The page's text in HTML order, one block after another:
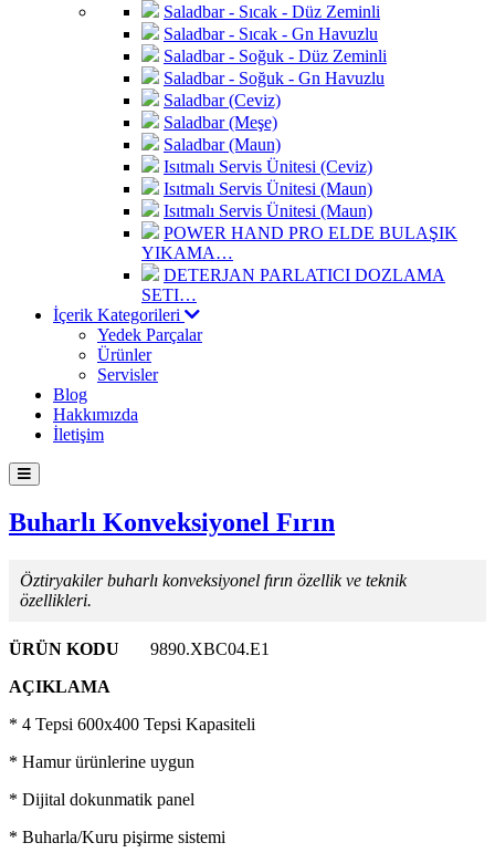
Saladbar - Sıcak - Düz Zeminli
Saladbar - Sıcak - Gn Havuzlu
Saladbar - Soğuk - Düz Zeminli
Saladbar - Soğuk - Gn Havuzlu
Saladbar (Ceviz)
Saladbar (Meşe)
Saladbar (Maun)
Isıtmalı Servis Ünitesi (Ceviz)
Isıtmalı Servis Ünitesi (Maun)
Isıtmalı Servis Ünitesi (Maun)
POWER HAND PRO ELDE BULAŞIK
YIKAMA…
DETERJAN PARLATICI DOZLAMA
SETI…
İçerik Kategorileri
Yedek Parçalar
Ürünler
Servisler
Blog
Hakkımızda
İletişim
Buharlı Konveksiyonel Fırın
Öztiryakiler buharlı konveksiyonel fırın özellik ve teknik
özellikleri.
ÜRÜN KODU
9890.XBC04.E1
AÇIKLAMA
* 4 Tepsi 600x400 Tepsi Kapasiteli
* Hamur ürünlerine uygun
* Dijital dokunmatik panel
* Buharla/Kuru pişirme sistemi